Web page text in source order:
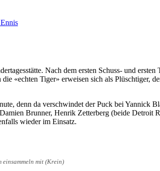
Nach dem ersten Schuss- und
«echten Tiger» erweisen sich als Plüschtiger,
denn da verschwindet der Puck bei Yannick
Brunner, Henrik Zetterberg (beide Detroit
wieder im Einsatz.
einsammeln mit (Krein)